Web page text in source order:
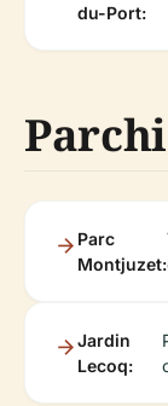
du-Port:
Parc
Montjuzet:
Jardin
Lecoq: